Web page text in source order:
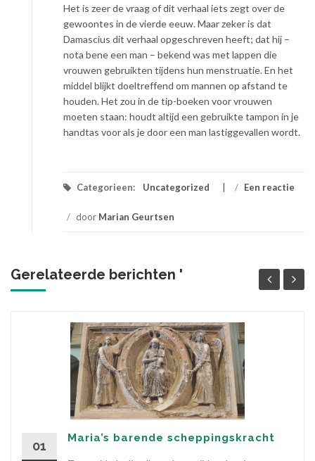
Het is zeer de vraag of dit verhaal iets zegt over de
gewoontes in de vierde eeuw. Maar zeker is dat
Damascius dit verhaal opgeschreven heeft; dat hij –
nota bene een man – bekend was met lappen die
vrouwen gebruikten tijdens hun menstruatie. En het
middel blijkt doeltreffend om mannen op afstand te
houden. Het zou in de tip-boeken voor vrouwen
moeten staan: houdt altijd een gebruikte tampon in je
handtas voor als je door een man lastiggevallen wordt.
Categorieen: Uncategorized / Een reactie
/ door Marian Geurtsen
Gerelateerde berichten '
01
Maria’s barende scheppingskracht